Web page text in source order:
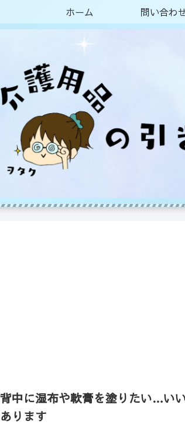
ホーム 問い合わ
背中に湿布や軟膏を塗りたい…い
あります